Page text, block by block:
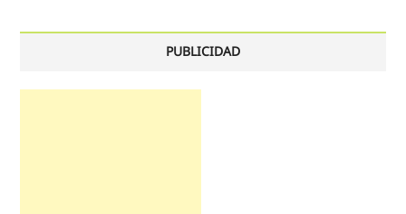
PUBLICIDAD